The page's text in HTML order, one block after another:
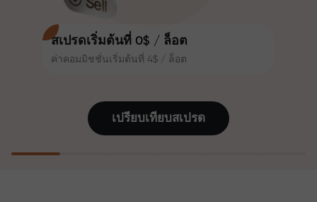
สเปรดเริ่มต้นที่ 0$ / ล็อต
ค่าคอมมิชชั่นเริ่มต้นที่ 4$ / ล็อต
สร้างแรงบันดาลใจให้ลูกค้าบรรลุเป้า
หมายที่ทะเยอทะยาน
คนสามารถรับ iPhone, MacBook
หรือทริปในฝัน เพียงแค่ฝากเงิน
เปรียบเทียบสเปรด